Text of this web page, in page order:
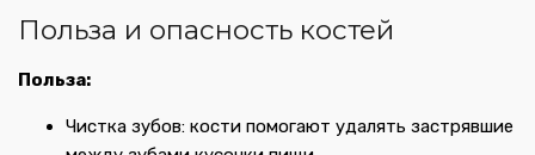
Польза и опасность костей
Польза:
Чистка зубов: кости помогают удалять застрявшие